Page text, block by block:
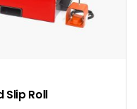
Slip Roll